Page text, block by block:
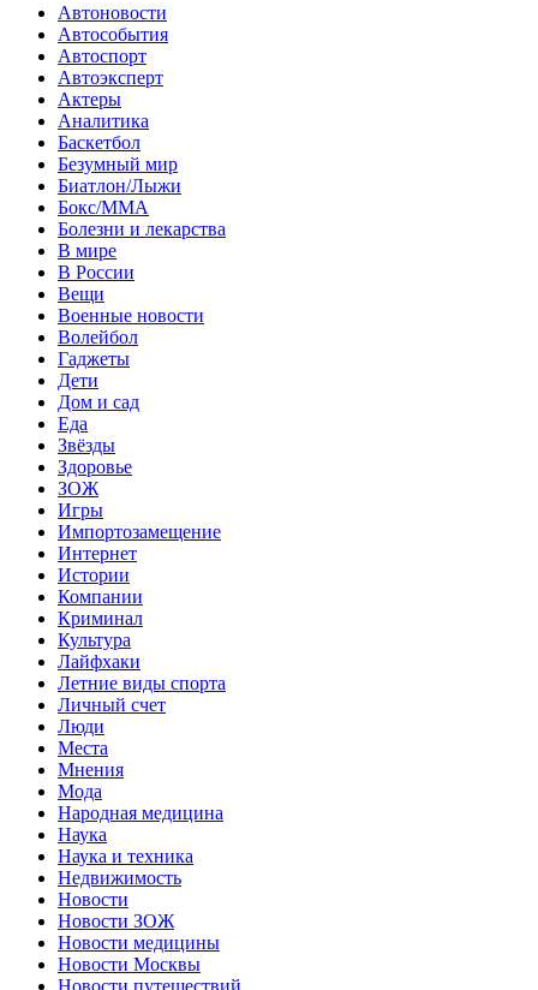
Автоновости
Автособытия
Автоспорт
Автоэксперт
Актеры
Аналитика
Баскетбол
Безумный мир
Биатлон/Лыжи
Бокс/MMA
Болезни и лекарства
В мире
В России
Вещи
Военные новости
Волейбол
Гаджеты
Дети
Дом и сад
Еда
Звёзды
Здоровье
ЗОЖ
Игры
Импортозамещение
Интернет
Истории
Компании
Криминал
Культура
Лайфхаки
Летние виды спорта
Личный счет
Люди
Места
Мнения
Мода
Народная медицина
Наука
Наука и техника
Недвижимость
Новости
Новости ЗОЖ
Новости медицины
Новости Москвы
Новости путешествий